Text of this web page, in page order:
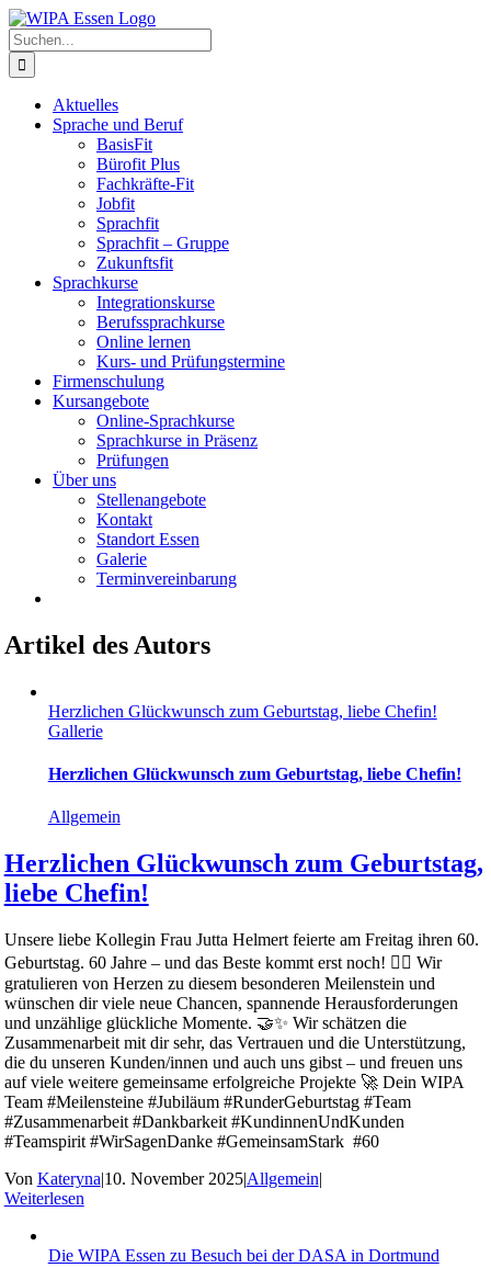
Zum
Inhalt
springen
Suche
nach:
Aktuelles
Sprache und Beruf
BasisFit
Bürofit Plus
Fachkräfte-Fit
Jobfit
Sprachfit
Sprachfit – Gruppe
Zukunftsfit
Sprachkurse
Integrationskurse
Berufssprachkurse
Online lernen
Kurs- und Prüfungstermine
Firmenschulung
Kursangebote
Online-Sprachkurse
Sprachkurse in Präsenz
Prüfungen
Über uns
Stellenangebote
Kontakt
Standort Essen
Galerie
Terminvereinbarung
Artikel des Autors
Herzlichen Glückwunsch zum Geburtstag, liebe Chefin!
Gallerie
Herzlichen Glückwunsch zum Geburtstag, liebe Chefin!
Allgemein
Herzlichen Glückwunsch zum Geburtstag,
liebe Chefin!
Unsere liebe Kollegin Frau Jutta Helmert feierte am Freitag ihren 60.
Geburtstag. 60 Jahre – und das Beste kommt erst noch! 👯‍♀️ Wir
gratulieren von Herzen zu diesem besonderen Meilenstein und
wünschen dir viele neue Chancen, spannende Herausforderungen
und unzählige glückliche Momente. 🤝✨ Wir schätzen die
Zusammenarbeit mit dir sehr, das Vertrauen und die Unterstützung,
die du unseren Kunden/innen und auch uns gibst – und freuen uns
auf viele weitere gemeinsame erfolgreiche Projekte 🚀 Dein WIPA
Team #Meilensteine #Jubiläum #RunderGeburtstag #Team
#Zusammenarbeit #Dankbarkeit #KundinnenUndKunden
#Teamspirit #WirSagenDanke #GemeinsamStark #60
Von Kateryna|10. November 2025|Allgemein|
Weiterlesen
Die WIPA Essen zu Besuch bei der DASA in Dortmund